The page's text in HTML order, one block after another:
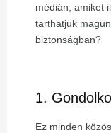
médián, amiket
tarthatjuk
biztonságban?
1.
Ez minden